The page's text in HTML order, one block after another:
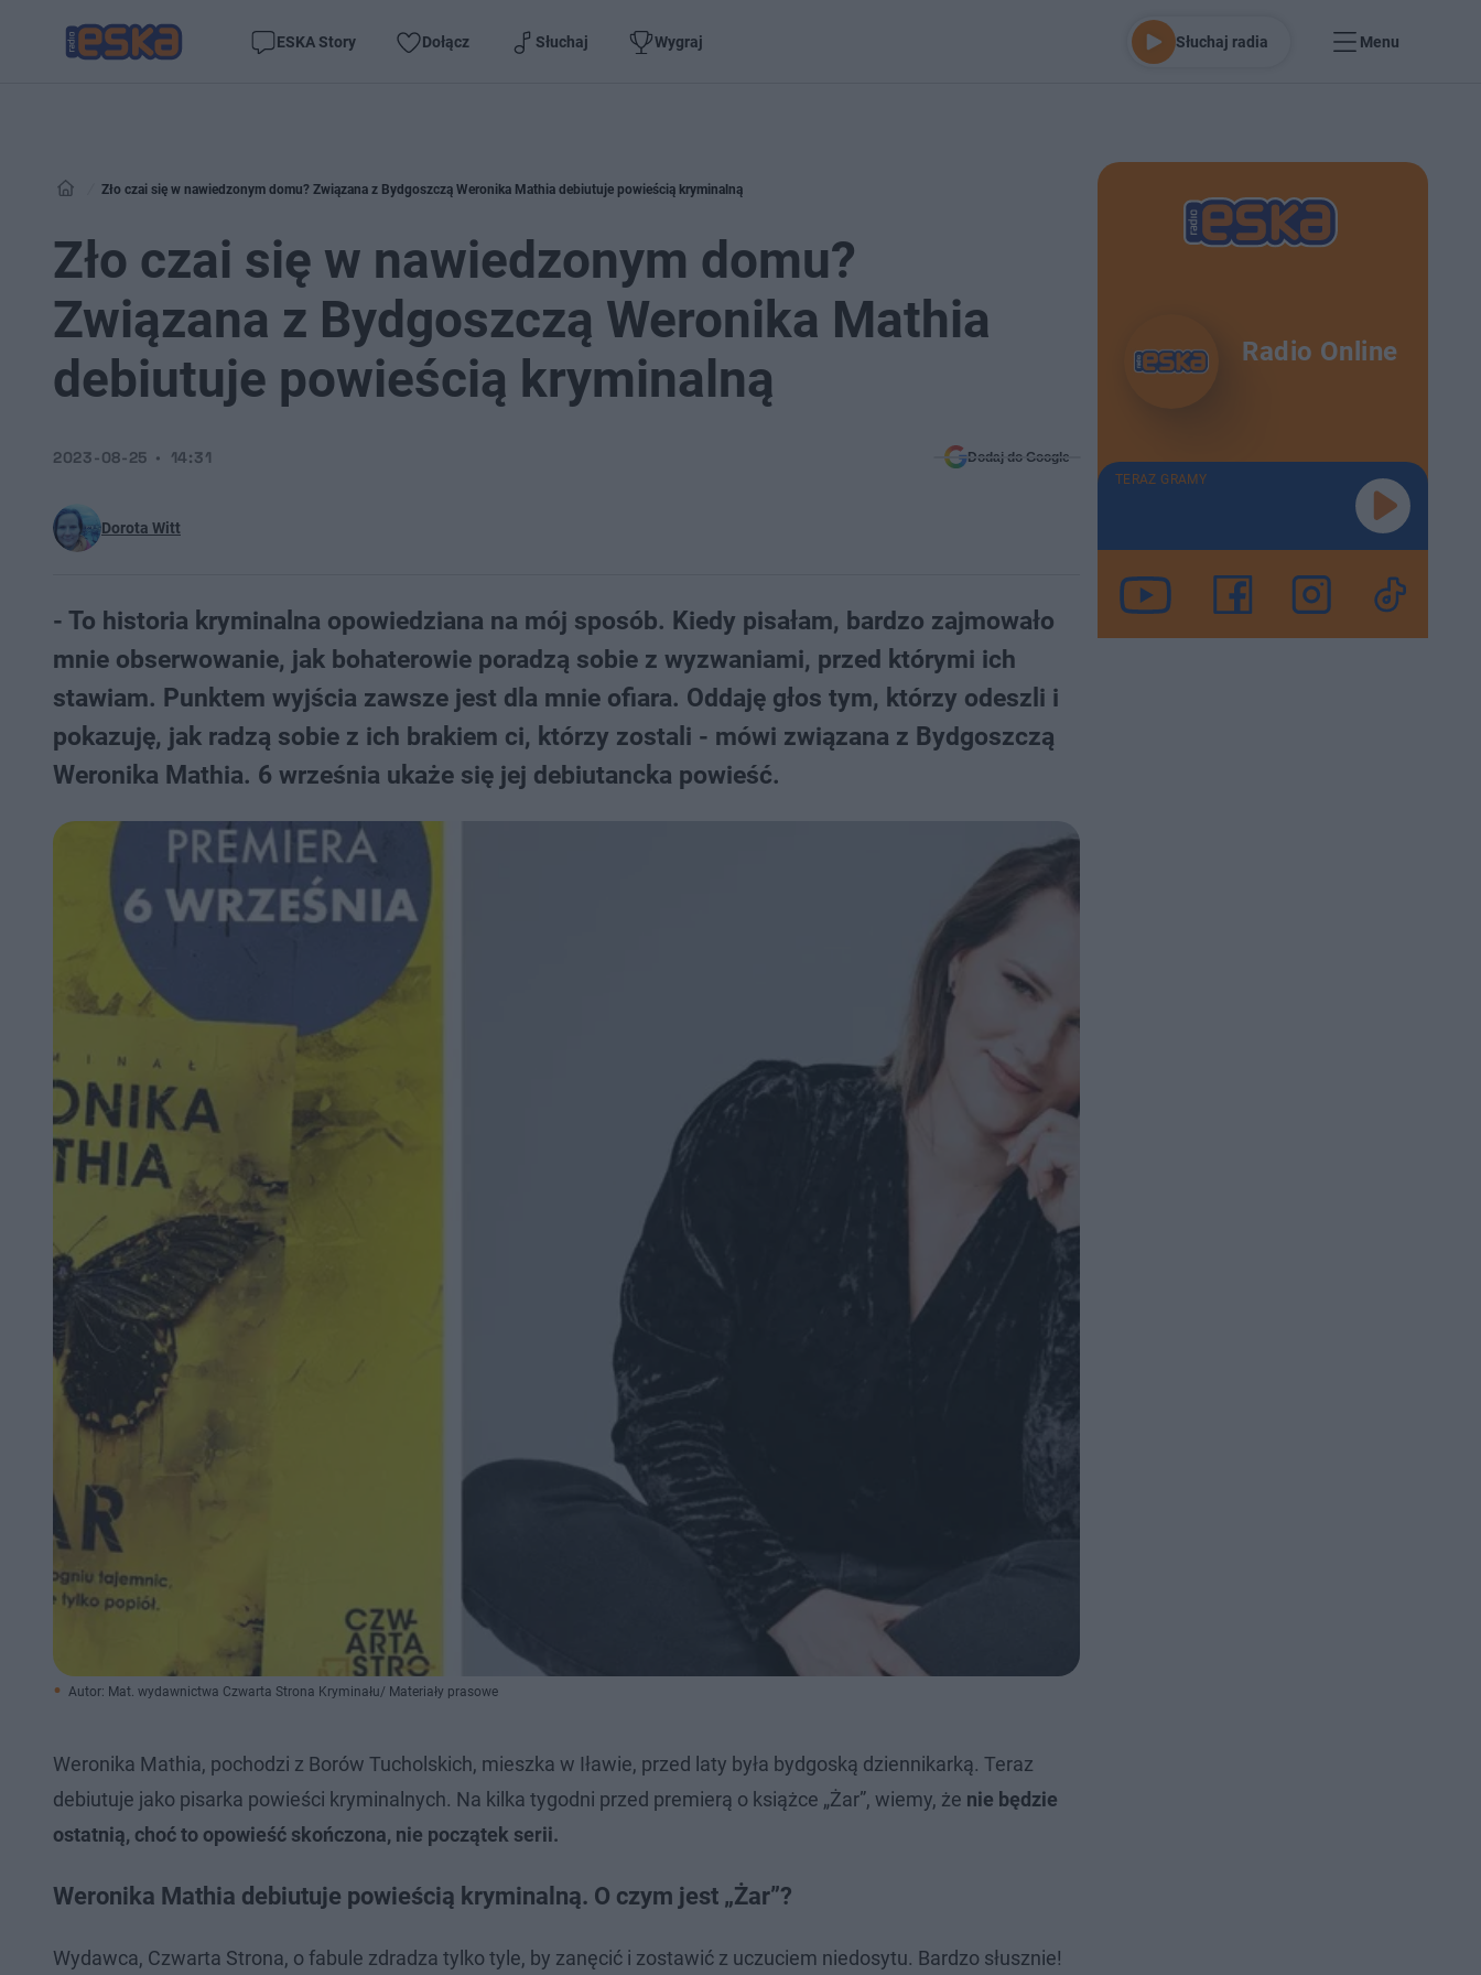
ESKA Story Dołącz Słuchaj Wygraj Słuchaj radia Menu
Zło czai się w nawiedzonym domu? Związana z Bydgoszczą Weronika Mathia debiutuje powieścią kryminalną
Zło czai się w nawiedzonym domu?
Związana z Bydgoszczą Weronika Mathia
debiutuje powieścią kryminalną
Dorota Witt
2023-08-25 14:31 Dodaj do Google
- To historia kryminalna opowiedziana na mój sposób. Kiedy pisałam, bardzo zajmowało
mnie obserwowanie, jak bohaterowie poradzą sobie z wyzwaniami, przed którymi ich
stawiam. Punktem wyjścia zawsze jest dla mnie ofiara. Oddaję głos tym, którzy odeszli i
pokazuję, jak radzą sobie z ich brakiem ci, którzy zostali - mówi związana z Bydgoszczą
Weronika Mathia. 6 września ukaże się jej debiutancka powieść.
Autor: Mat. wydawnictwa Czwarta Strona Kryminału/ Materiały prasowe
Weronika Mathia, pochodzi z Borów Tucholskich, mieszka w Iławie, przed laty była bydgoską dziennikarką. Teraz
debiutuje jako pisarka powieści kryminalnych. Na kilka tygodni przed premierą o książce „Żar”, wiemy, że nie będzie
ostatnią, choć to opowieść skończona, nie początek serii.
Weronika Mathia debiutuje powieścią kryminalną. O czym jest „Żar”?
Wydawca, Czwarta Strona, o fabule zdradza tylko tyle, by zanęcić i zostawić z uczuciem niedosytu. Bardzo słusznie!
Radio Online
TERAZ GRAMY